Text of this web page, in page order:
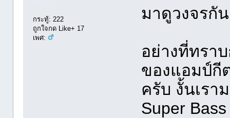
กระทู้: 222
ถูกใจกด Like+ 17
เพศ:
มาดูวงจรกั
อย่างที่ทรา
ของแอมป์กี
ครับ งั้นเรา
Super